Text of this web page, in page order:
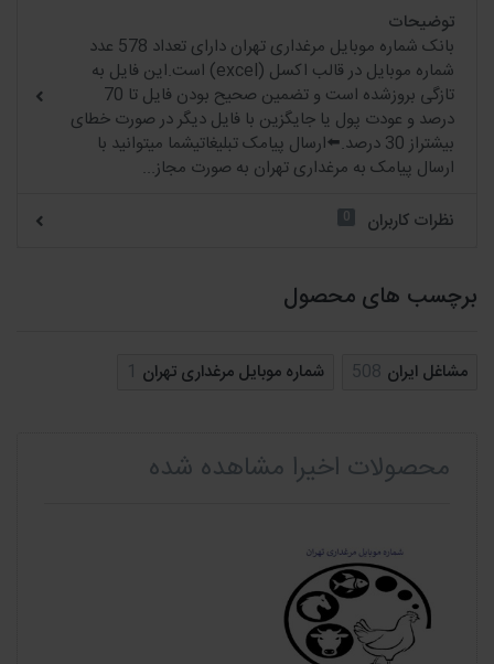
توضیحات
بانک شماره موبایل مرغداری تهران دارای تعداد 578 عدد
شماره موبایل در قالب اکسل (excel) است.این فایل به
تازگی بروزشده است و تضمین صحیح بودن فایل تا 70
درصد و عودت پول یا جایگزین با فایل دیگر در صورت خطای
بیشتراز 30 درصد.⬅️ارسال پیامک تبلیغاتیشما میتوانید با
ارسال پیامک به مرغداری تهران به صورت مجاز...
نظرات کاربران
0
برچسب های محصول
مشاغل ایران 508 شماره موبایل مرغداری تهران 1
محصولات اخیرا مشاهده شده